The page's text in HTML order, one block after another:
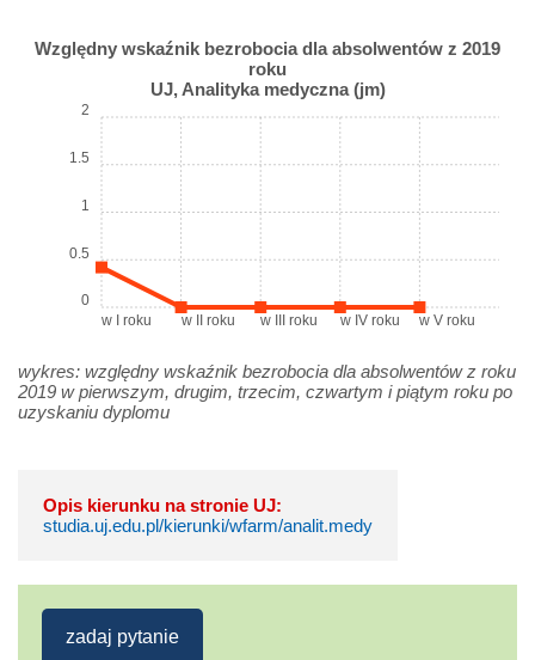
Względny wskaźnik bezrobocia dla absolwentów z 2019
roku
UJ, Analityka medyczna (jm)
w I roku w II roku w III roku w IV roku w V roku
0
0.5
1
1.5
2
wykres: względny wskaźnik bezrobocia dla absolwentów z roku
2019 w pierwszym, drugim, trzecim, czwartym i piątym roku po
uzyskaniu dyplomu
Opis kierunku na stronie UJ:
studia.uj.edu.pl/kierunki/wfarm/analit.medy
zadaj pytanie